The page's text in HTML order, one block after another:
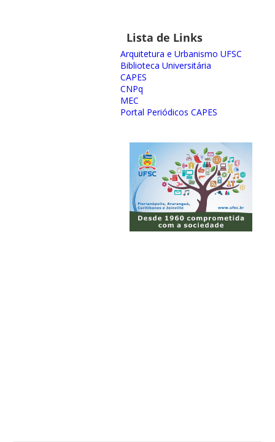
Lista de Links
Arquitetura e Urbanismo UFSC
Biblioteca Universitária
CAPES
CNPq
MEC
Portal Periódicos CAPES